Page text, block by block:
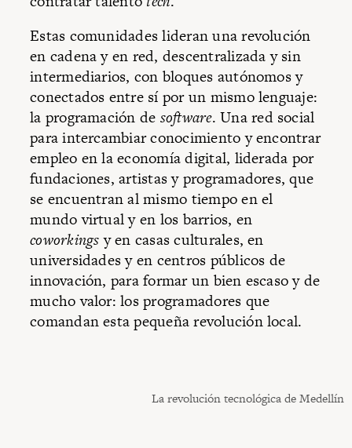
Estas comunidades lideran una revolución
en cadena y en red, descentralizada y sin
intermediarios, con bloques autónomos y
conectados entre sí por un mismo lenguaje:
la programación de software. Una red social
para intercambiar conocimiento y encontrar
empleo en la economía digital, liderada por
fundaciones, artistas y programadores, que
se encuentran al mismo tiempo en el
mundo virtual y en los barrios, en
coworkingsy en casas culturales, en
universidades y en centros públicos de
innovación, para formar un bien escaso y de
mucho valor: los programadores que
comandan esta pequeña revolución local.
La revolución tecnológica de Medellín